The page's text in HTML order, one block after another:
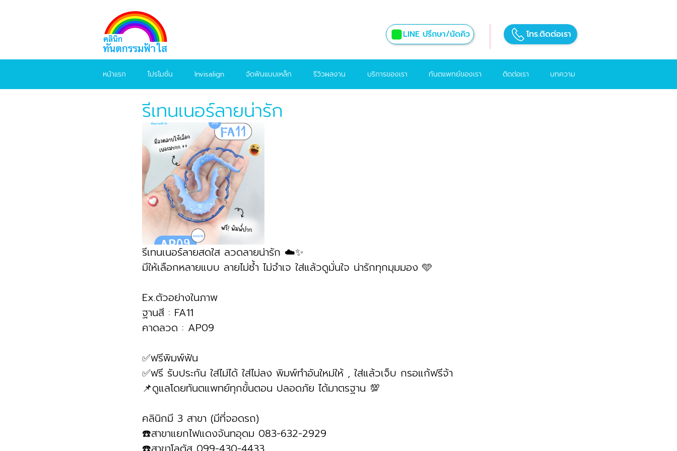
LINE ปรึกษา/นัดคิว โทร.ติดต่อเรา
หน้าแรก โปรโมชั่น Invisalign จัดฟันแบบเหล็ก รีวิวผลงาน บริการของเรา ทันตแพทย์ของเรา ติดต่อเรา บทความ
รีเทนเนอร์ลายน่ารัก
รีเทนเนอร์ลายสดใส ลวดลายน่ารัก ☁️✨
มีให้เลือกหลายแบบ ลายไม่ซ้ำ ไม่จำเจ ใส่แล้วดูมั่นใจ น่ารักทุกมุมมอง 🩵
Ex.ตัวอย่างในภาพ
ฐานสี : FA11
คาดลวด : AP09
✅ฟรีพิมพ์ฟัน
✅ฟรี รับประกัน ใส่ไม่ได้ ใส่ไม่ลง พิมพ์ทำอันใหม่ให้ , ใส่แล้วเจ็บ กรอแก้ฟรีจ้า
📌ดูแลโดยทันตแพทย์ทุกขั้นตอน ปลอดภัย ได้มาตรฐาน 💯
คลินิกมี 3 สาขา (มีที่จอดรถ)
☎️สาขาแยกไฟแดงจันทอุดม 083-632-2929